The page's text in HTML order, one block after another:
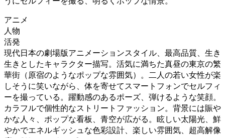
アニメ
人物
活発
現代日本の劇場版アニメーションスタイル、最高品質、生き
生きとしたキャラクター描写。活気に満ちた真昼の東京の繁
華街（原宿のようなポップな雰囲気）。二人の若い女性が楽
しそうに笑いながら、体を寄せてスマートフォンでセルフィ
ーを撮っている。躍動感のあるポーズ、弾けるような笑顔。
カラフルで個性的なストリートファッション。背景には賑や
かな人々、ポップな看板、青空が広がる。眩しい太陽光、鮮
やかでエネルギッシュな色彩設計、楽しい雰囲気、超高解像